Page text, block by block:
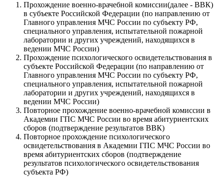
Прохождение военно-врачебной комиссии(далее - ВВК)
в субъекте Российской Федерации (по направлению от
Главного управления МЧС России по субъекту РФ,
специального управления, испытательной пожарной
лаборатории и других учреждений, находящихся в
ведении МЧС России)
Прохождение психологического освидетельствования в
субъекте Российской Федерации (по направлению от
Главного управления МЧС России по субъекту РФ,
специального управления, испытательной пожарной
лаборатории и других учреждений, находящихся в
ведении МЧС России)
Повторное прохождение военно-врачебной комиссии в
Академии ГПС МЧС России во время абитуриентских
сборов (подтверждение результатов ВВК)
Повторное прохождение психологического
освидетельствования в Академии ГПС МЧС России во
время абитуриентских сборов (подтверждение
результатов психологического освидетельствования
субъекта РФ)